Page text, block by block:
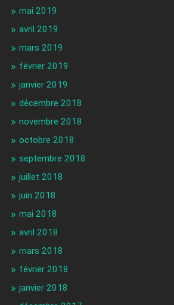
mai 2019
avril 2019
mars 2019
février 2019
janvier 2019
décembre 2018
novembre 2018
octobre 2018
septembre 2018
juillet 2018
juin 2018
mai 2018
avril 2018
mars 2018
février 2018
janvier 2018